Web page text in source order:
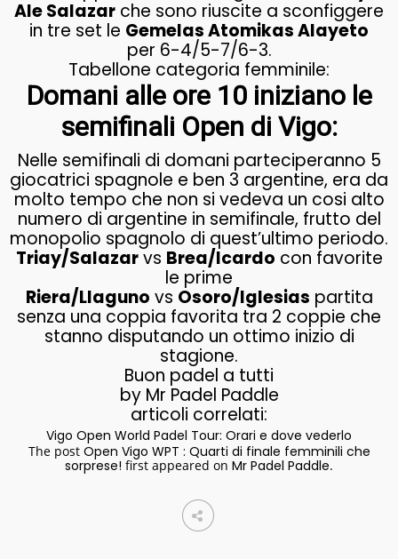
Ale Salazar che sono riuscite a sconfiggere
in tre set le Gemelas Atomikas Alayeto
per 6-4/5-7/6-3.
Tabellone categoria femminile:
Domani alle ore 10 iniziano le
semifinali Open di Vigo:
Nelle semifinali di domani parteciperanno 5
giocatrici spagnole e ben 3 argentine, era da
molto tempo che non si vedeva un cosi alto
numero di argentine in semifinale, frutto del
monopolio spagnolo di quest’ultimo periodo.
Triay/Salazarvs Brea/Icardo con favorite
le prime
Riera/Llaguno vs Osoro/Iglesias partita
senza una coppia favorita tra 2 coppie che
stanno disputando un ottimo inizio di
stagione.
Buon padel a tutti
by Mr Padel Paddle
articoli correlati:
Vigo Open World Padel Tour: Orari e dove vederlo
The post Open Vigo WPT : Quarti di finale femminili che
sorprese! first appeared on Mr Padel Paddle.